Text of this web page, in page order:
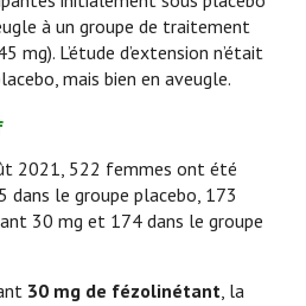
à un groupe de traitement
L’étude d’extension n’était
mais bien en aveugle.
2021, 522 femmes ont été
dans le groupe placebo, 173
30 mg et 174 dans le groupe
30 mg de fézolinétant, la